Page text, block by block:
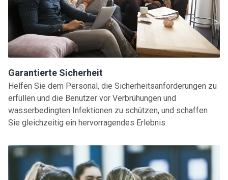
Garantierte Sicherheit
Helfen Sie dem Personal, die Sicherheitsanforderungen zu
erfüllen und die Benutzer vor Verbrühungen und
wasserbedingten Infektionen zu schützen, und schaffen
Sie gleichzeitig ein hervorragendes Erlebnis.